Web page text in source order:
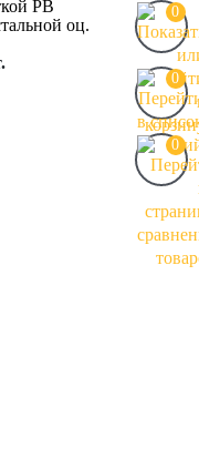
0
0
0
РВ
оц.